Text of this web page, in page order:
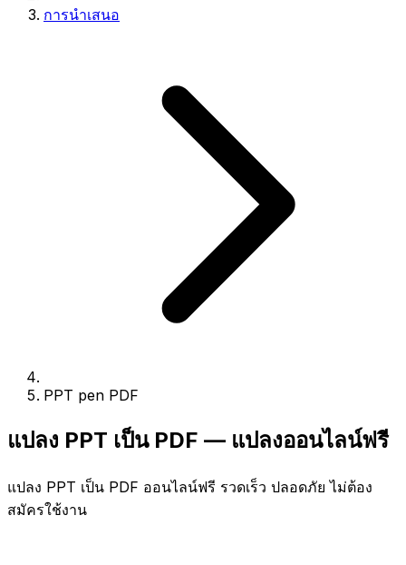
การนำเสนอ
PPT pen PDF
แปลง PPT เป็น PDF — แปลงออนไลน์ฟรี
แปลง PPT เป็น PDF ออนไลน์ฟรี รวดเร็ว ปลอดภัย ไม่ต้อง
สมัครใช้งาน